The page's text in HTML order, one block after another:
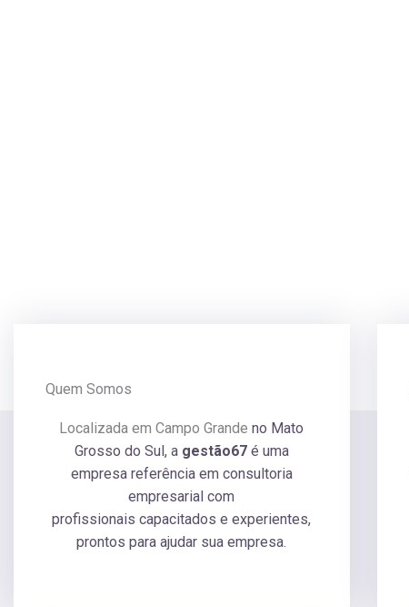
Quem Somos
Localizada em Campo Grandeno Mato
Grosso do Sul, a gestão67 é uma
empresa referência em consultoria
empresarial com
profissionaiscapacitados e experientes,
prontos para ajudar sua empresa.